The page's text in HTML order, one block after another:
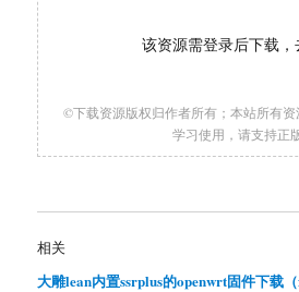
该资源需登录后下载，
©下载资源版权归作者所有；本站所有
学习使用，请支持正
相关
大雕lean内置ssrplus的openwrt固件下载（